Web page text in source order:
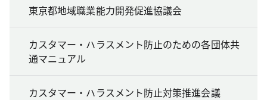
東京都地域職業能力開発促進協議会
カスタマー・ハラスメント防止のための各団体共
通マニュアル
カスタマー・ハラスメント防止対策推進会議